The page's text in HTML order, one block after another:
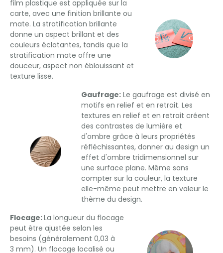
film plastique est appliquée sur la
carte, avec une finition brillante ou
mate. La stratification brillante
donne un aspect brillant et des
couleurs éclatantes, tandis que la
stratification mate offre une
douceur, aspect non éblouissant et
texture lisse.
Gaufrage:Le gaufrage est divisé en
motifs en relief et en retrait. Les
textures en relief et en retrait créent
des contrastes de lumière et
d'ombre grâce à leurs propriétés
réfléchissantes, donner au design un
effet d'ombre tridimensionnel sur
une surface plane. Même sans
compter sur la couleur, la texture
elle-même peut mettre en valeur le
thème du design.
Flocage:La longueur du flocage
peut être ajustée selon les
besoins (généralement 0,03 à
3 mm). Un flocage localisé ou